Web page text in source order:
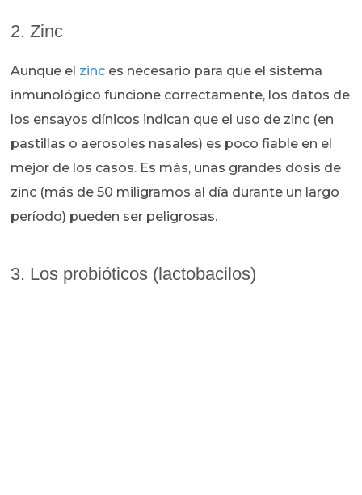
2. Zinc
Aunque el zinc es necesario para que el sistema
inmunológico funcione correctamente, los datos de
los ensayos clínicos indican que el uso de zinc (en
pastillas o aerosoles nasales) es poco fiable en el
mejor de los casos. Es más, unas grandes dosis de
zinc (más de 50 miligramos al día durante un largo
período) pueden ser peligrosas.
3. Los probióticos (lactobacilos)